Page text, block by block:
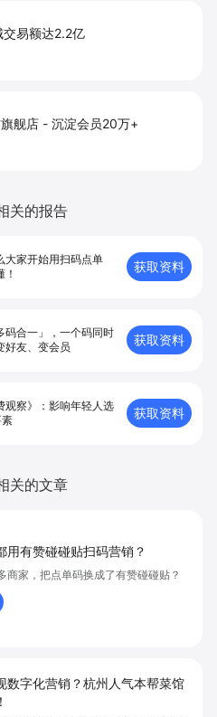
交易额达2.2亿
舰店 - 沉淀会员20万+
关的报告
大家开始用扫码点单
获取资料
码合一」，一个码同时
好友、变会员
获取资料
观察》：影响年轻人选
获取资料
关的文章
用有赞碰碰贴扫码营销？
商家，把点单码换成了有赞碰碰贴？
数字化营销？杭州人气本帮菜馆